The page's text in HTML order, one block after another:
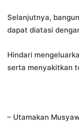
Selanjutnya,
dapat diatasi
Hindari
serta menyakitkan
– Utamakan